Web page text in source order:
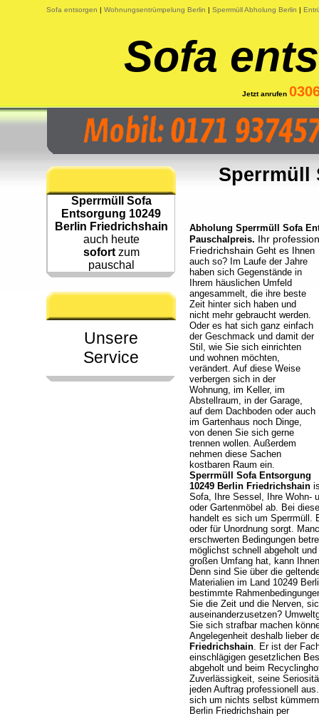
Sofa entsorgen | Wohnungsentrümpelung Berlin | Sperrmüll Abholung Berlin |
Sofa
Jetzt anrufen
Sperrmüll Sofa
Entsorgung 10249
Berlin Friedrichshain
auch heute
sofortzum
pauschal
Unsere
Service
Sperrmüll
Abholung Sperrmüll Sofa
Pauschalpreis. Ihr
Friedrichshain Geht es Ihnen
auch so? Im Laufe der Jahre
haben sich Gegenstände in
Ihrem häuslichen Umfeld
angesammelt, die ihre beste
Zeit hinter sich haben und
nicht mehr gebraucht werden.
Oder es hat sich ganz einfach
der Geschmack und damit der
Stil, wie Sie sich einrichten
und wohnen möchten,
verändert. Auf diese Weise
verbergen sich in der
Wohnung, im Keller, im
Abstellraum, in der Garage,
auf dem Dachboden oder auch
im Gartenhaus noch Dinge,
von denen Sie sich gerne
trennen wollen. Außerdem
nehmen diese Sachen
kostbaren Raum ein.
Sperrmüll Sofa Entsorgung
10249 Berlin Friedrichshain
Sofa, Ihre Sessel, Ihre Wohn-
oder Gartenmöbel ab. Bei
handelt es sich um Sperrmüll.
oder für Unordnung sorgt.
erschwerten Bedingungen
möglichst schnell abgeholt
großen Umfang hat, kann
Denn sind Sie über die
Materialien im Land 10249
bestimmte
Sie die Zeit und die Nerven,
auseinanderzusetzen?
Sie sich strafbar machen
Angelegenheit deshalb lieber
Friedrichshain. Er ist der
einschlägigen gesetzlichen
abgeholt und beim
Zuverlässigkeit, seine
jeden Auftrag professionell
sich um nichts selbst
Berlin Friedrichshain per